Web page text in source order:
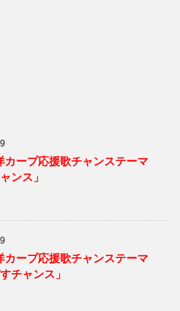
カープ応援歌チャンステーマ
ンス」
カープ応援歌チャンステーマ
チャンス」